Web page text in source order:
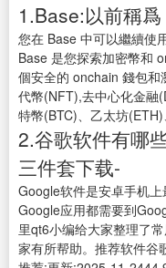
1.Base:以前稱
您在 Base 中可以繼續使
Base 是您探索加密幣和
個安全的 onchain 錢包
代幣(NFT),去中心化金融
特幣(BTC)、乙太坊
2.谷歌软件有哪
三件套下载-
Google软件是安卓手机
Google应用都需要到
里qt6小编给大家整理了
家有所帮助。推荐软件谷